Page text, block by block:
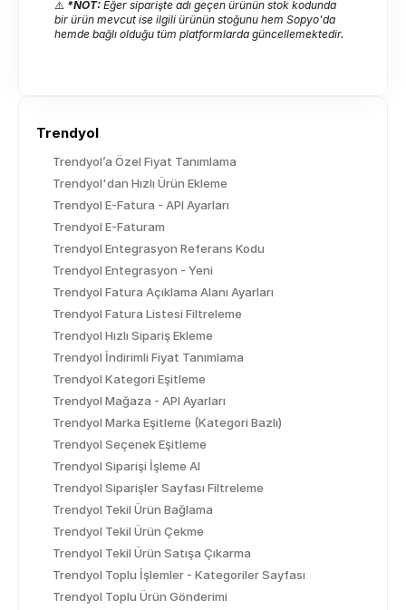
⚠️ *NOT: Eğer siparişte adı geçen ürünün stok kodunda
bir ürün mevcut ise ilgili ürünün stoğunu hem Sopyo'da
hemde bağlı olduğu tüm platformlarda güncellemektedir.
Trendyol
Trendyol’a Özel Fiyat Tanımlama
Trendyol'dan Hızlı Ürün Ekleme
Trendyol E-Fatura - API Ayarları
Trendyol E-Faturam
Trendyol Entegrasyon Referans Kodu
Trendyol Entegrasyon - Yeni
Trendyol Fatura Açıklama Alanı Ayarları
Trendyol Fatura Listesi Filtreleme
Trendyol Hızlı Sipariş Ekleme
Trendyol İndirimli Fiyat Tanımlama
Trendyol Kategori Eşitleme
Trendyol Mağaza - API Ayarları
Trendyol Marka Eşitleme (Kategori Bazlı)
Trendyol Seçenek Eşitleme
Trendyol Siparişi İşleme Al
Trendyol Siparişler Sayfası Filtreleme
Trendyol Tekil Ürün Bağlama
Trendyol Tekil Ürün Çekme
Trendyol Tekil Ürün Satışa Çıkarma
Trendyol Toplu İşlemler - Kategoriler Sayfası
Trendyol Toplu Ürün Gönderimi